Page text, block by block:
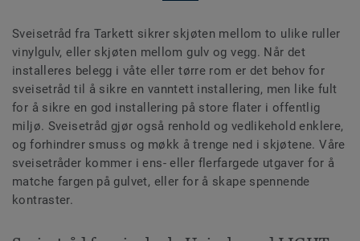
Sveisetråd fra Tarkett sikrer skjøten mellom to ulike ruller
vinylgulv, eller skjøten mellom gulv og vegg. Når det
installeres belegg i våte eller tørre rom er det behov for
sveisetråd til å sikre en vanntett installering, men like fult
for å sikre en god installering på store flater i offentlig
miljø. Sveisetråd gjør også renhold og vedlikehold enklere,
og forhindrer smuss og møkk å trenge ned i skjøtene. Våre
sveisetråder kommer i ens- eller flerfargede utgaver for å
matche fargen på gulvet, eller for å skape spennende
kontraster.